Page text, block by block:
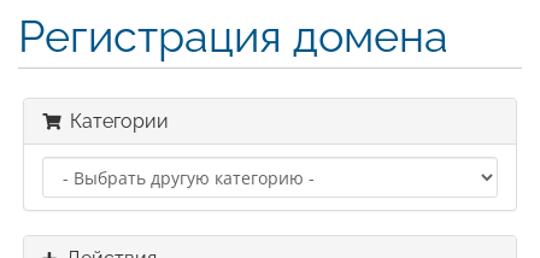
Регистрация домена
Категории